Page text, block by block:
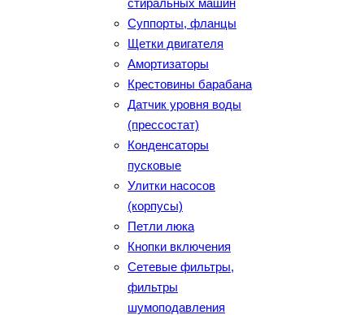
стиральных машин
Суппорты, фланцы
Щетки двигателя
Амортизаторы
Крестовины барабана
Датчик уровня воды
(прессостат)
Конденсаторы
пусковые
Улитки насосов
(корпусы)
Петли люка
Кнопки включения
Сетевые фильтры,
фильтры
шумоподавления